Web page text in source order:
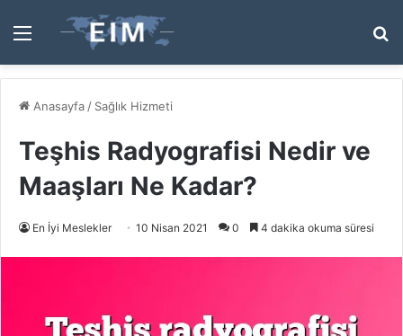
Menü
...
Anasayfa / Sağlık Hizmeti
Teşhis Radyografisi Nedir ve
Maaşları Ne Kadar?
En İyi Meslekler 10 Nisan 2021 0 4 dakika okuma süresi